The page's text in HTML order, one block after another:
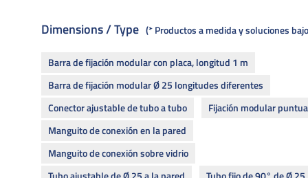
Dimensions / Type * Productos a medida y soluciones
Barra de fijación modular con placa, longitud 1 m
Barra de fijación modular Ø 25 longitudes diferentes
Conector ajustable de tubo a tubo
Fijación modular
Manguito de conexión en la pared
Manguito de conexión sobre vidrio